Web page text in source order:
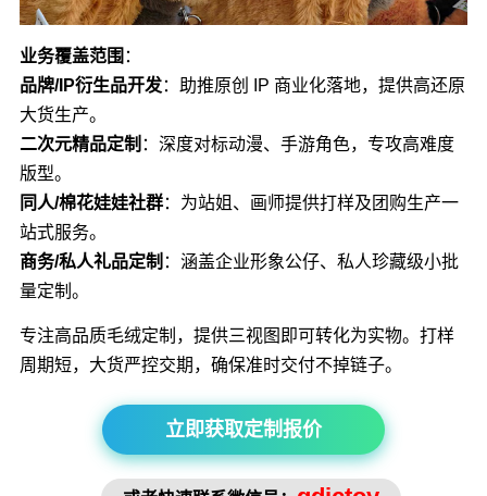
业务覆盖范围 ：
品牌/IP衍生品开发：助推原创 IP 商业化落地，提供高还原
大货生产。
二次元精品定制 ：深度对标动漫、手游角色，专攻高难度
版型。
同人/棉花娃娃社群：为站姐、画师提供打样及团购生产一
站式服务。
商务/私人礼品定制 ：涵盖企业形象公仔、私人珍藏级小批
量定制。
专注高品质毛绒定制，提供三视图即可转化为实物。打样
周期短，大货严控交期，确保准时交付不掉链子。
立即获取定制报价